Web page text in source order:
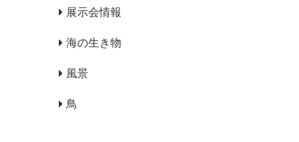
展示会情報
海の生き物
風景
鳥